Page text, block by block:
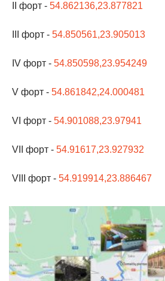
II форт - 54.862136,23.877821
III форт - 54.850561,23.905013
IV форт - 54.850598,23.954249
V форт - 54.861842,24.000481
VI форт - 54.901088,23.97941
VII форт - 54.91617,23.927932
VIII форт - 54.919914,23.886467